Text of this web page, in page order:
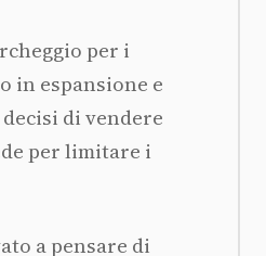
per i
in espansione e
di vendere
per limitare i
a pensare di